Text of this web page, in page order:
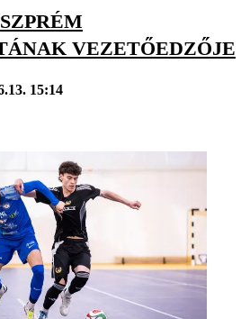
VEZETŐEDZŐJE
15:14